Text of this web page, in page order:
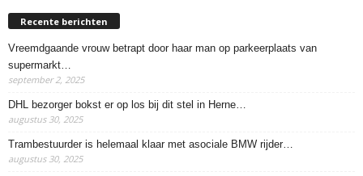
Recente berichten
Vreemdgaande vrouw betrapt door haar man op parkeerplaats van
supermarkt…
september 2, 2025
DHL bezorger bokst er op los bij dit stel in Herne…
augustus 30, 2025
Trambestuurder is helemaal klaar met asociale BMW rijder…
augustus 30, 2025